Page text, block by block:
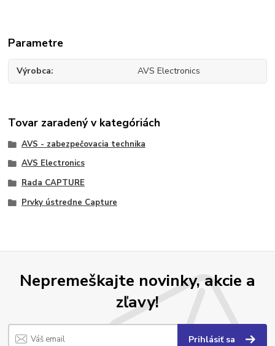
Parametre
Výrobca AVS Electronics
Tovar zaradený v kategóriách
AVS - zabezpečovacia technika
AVS Electronics
Rada CAPTURE
Prvky ústredne Capture
Nepremeškajte novinky, akcie a
zľavy!
Prihlásiť sa